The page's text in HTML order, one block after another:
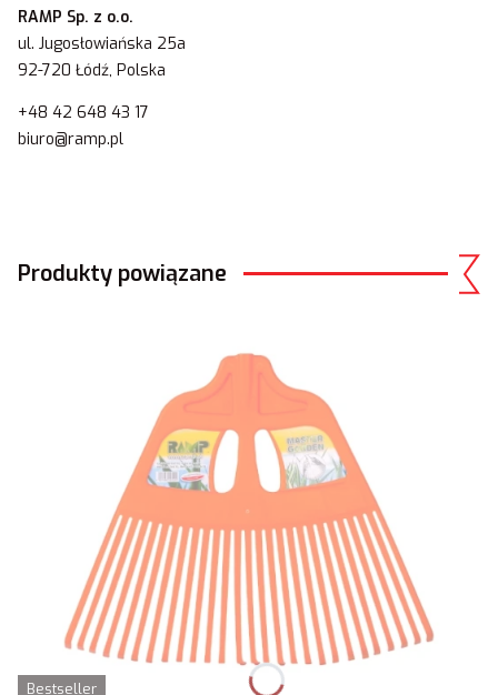
RAMP Sp. z o.o.
ul. Jugosłowiańska 25a
92-720 Łódź, Polska
+48 42 648 43 17
biuro@ramp.pl
Produkty powiązane
Bestseller